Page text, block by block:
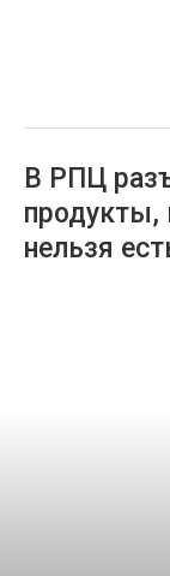
В РПЦ
продукты,
нельзя